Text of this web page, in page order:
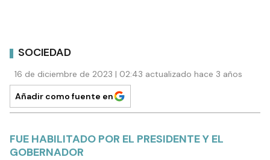
SOCIEDAD
16 de diciembre de 2023 | 02:43 actualizado hace 3 años
Añadir como fuente en
FUE HABILITADO POR EL PRESIDENTE Y EL
GOBERNADOR